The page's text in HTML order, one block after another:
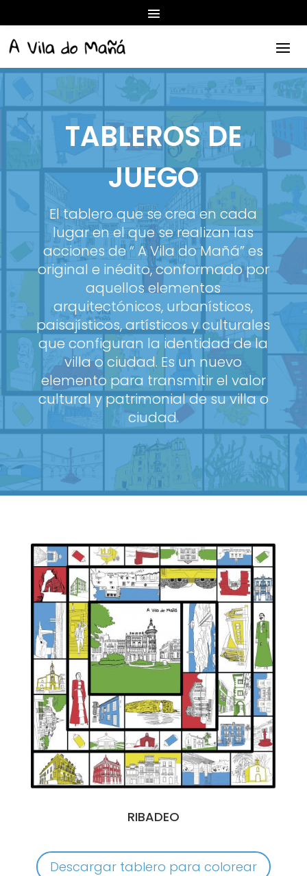
TABLEROS DE
JUEGO
El tablero que se crea en cada
lugar en el que se realizan las
acciones de “ A Vila do Mañá” es
original e inédito, conformado por
aquellos elementos
arquitectónicos, urbanísticos,
paisajísticos, artísticos y culturales
que configuran la identidad de la
villa o ciudad. Es un nuevo
elemento para transmitir el valor
cultural y patrimonial de su villa o
ciudad.
RIBADEO
Descargar tablero para colorear